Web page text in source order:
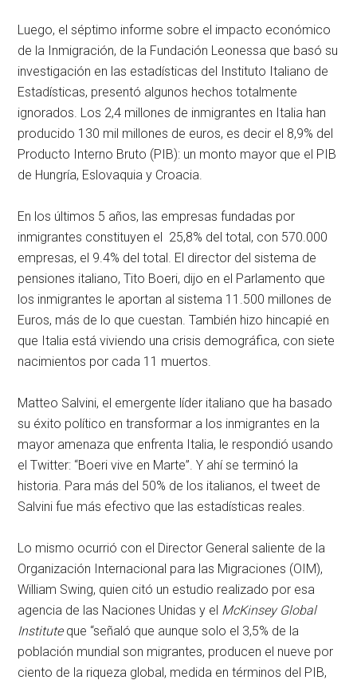
Luego, el séptimo informe sobre el impacto económico
de la Inmigración, de la Fundación Leonessa que basó su
investigación en las estadísticas del Instituto Italiano de
Estadísticas, presentó algunos hechos totalmente
ignorados. Los 2,4 millones de inmigrantes en Italia han
producido 130 mil millones de euros, es decir el 8,9% del
Producto Interno Bruto (PIB): un monto mayor que el PIB
de Hungría, Eslovaquia y Croacia.
En los últimos 5 años, las empresas fundadas por
inmigrantes constituyen el 25,8% del total, con 570.000
empresas, el 9.4% del total. El director del sistema de
pensiones italiano, Tito Boeri, dijo en el Parlamento que
los inmigrantes le aportan al sistema 11.500 millones de
Euros, más de lo que cuestan. También hizo hincapié en
que Italia está viviendo una crisis demográfica, con siete
nacimientos por cada 11 muertos.
Matteo Salvini, el emergente líder italiano que ha basado
su éxito político en transformar a los inmigrantes en la
mayor amenaza que enfrenta Italia, le respondió usando
el Twitter: “Boeri vive en Marte”. Y ahí se terminó la
historia. Para más del 50% de los italianos, el tweet de
Salvini fue más efectivo que las estadísticas reales.
Lo mismo ocurrió con el Director General saliente de la
Organización Internacional para las Migraciones (OIM),
William Swing, quien citó un estudio realizado por esa
agencia de las Naciones Unidas y el McKinsey Global
Instituteque “señaló que aunque solo el 3,5% de la
población mundial son migrantes, producen el nueve por
ciento de la riqueza global, medida en términos del PIB,